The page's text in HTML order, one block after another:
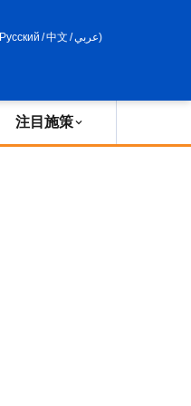
Русский /中文 /عربي)
注目施策